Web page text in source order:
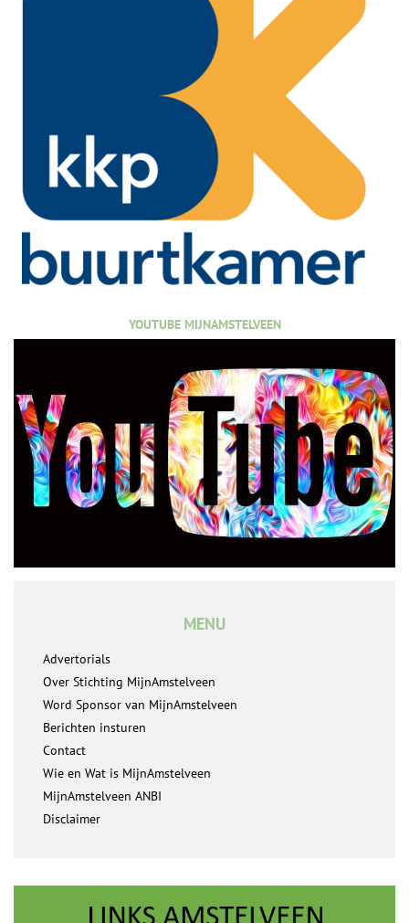
YOUTUBE MIJNAMSTELVEEN
MENU
Advertorials
Over Stichting MijnAmstelveen
Word Sponsor van MijnAmstelveen
Berichten insturen
Contact
Wie en Wat is MijnAmstelveen
MijnAmstelveen ANBI
Disclaimer